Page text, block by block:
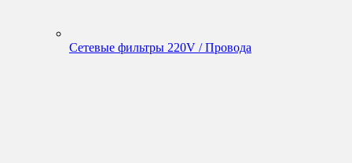
Сетевые фильтры 220V / Провода